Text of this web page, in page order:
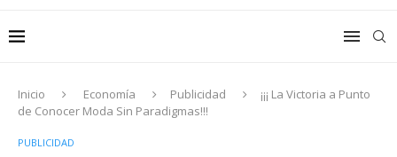
Inicio Economía Publicidad
¡¡¡ La Victoria a Punto
de Conocer Moda Sin Paradigmas!!!
PUBLICIDAD